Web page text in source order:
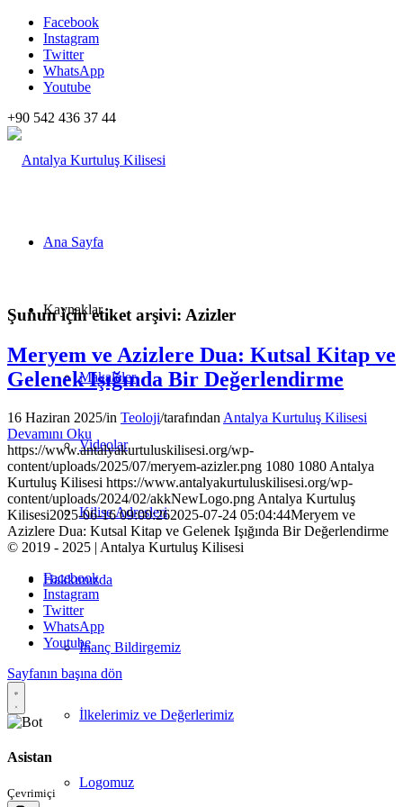
Facebook
Instagram
Twitter
WhatsApp
Youtube
+90 542 436 37 44
Ana Sayfa
Kaynaklar
Makaleler
Videolar
Kilise Adresleri
Hakkımızda
İnanç Bildirgemiz
İlkelerimiz ve Değerlerimiz
Logomuz
Şunun için etiket arşivi: Azizler
Meryem ve Azizlere Dua: Kutsal Kitap ve
Gelenek Işığında Bir Değerlendirme
16 Haziran 2025/in Teoloji/tarafından Antalya Kurtuluş Kilisesi
Devamını Oku
https://www.antalyakurtuluskilisesi.org/wp-
content/uploads/2025/07/meryem-azizler.png 1080 1080 Antalya
Kurtuluş Kilisesi https://www.antalyakurtuluskilisesi.org/wp-
content/uploads/2024/02/akkNewLogo.png Antalya Kurtuluş
Kilisesi2025-06-16 09:00:262025-07-24 05:04:44Meryem ve
Azizlere Dua: Kutsal Kitap ve Gelenek Işığında Bir Değerlendirme
© 2019 - 2025 | Antalya Kurtuluş Kilisesi
Facebook
Instagram
Twitter
WhatsApp
Youtube
Sayfanın başına dön
Asistan
Çevrimiçi